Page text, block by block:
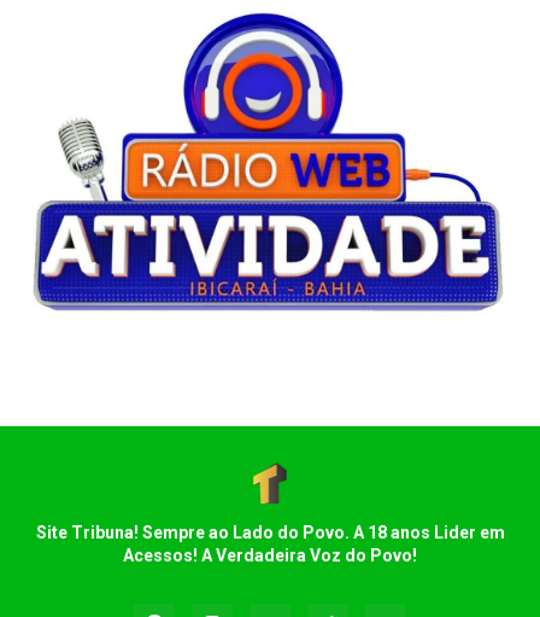
Site Tribuna! Sempre ao Lado do Povo. A 18 anos Lider em
Acessos! A Verdadeira Voz do Povo!